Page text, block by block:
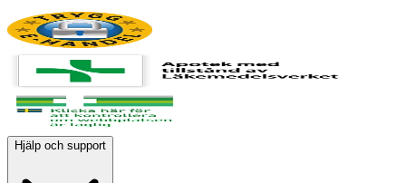
Hjälp och support